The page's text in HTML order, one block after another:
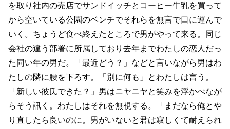
を取り社内の売店でサンドイッチとコーヒー牛乳を買って
から空いている公園のベンチでそれらを無言で口に運んで
いく。ちょうど食べ終えたところで男がやって来る。同じ
会社の違う部署に所属しており去年までわたしの恋人だっ
た同い年の男だ。「最近どう？」などと言いながら男はわ
たしの隣に腰を下ろす。「別に何も」とわたしは言う。
「新しい彼氏できた？」男はニヤニヤと笑みを浮かべなが
らそう訊く。わたしはそれを無視する。「まだなら俺とや
り直したら良いのに。男がいないと君は寂しくて耐えられ